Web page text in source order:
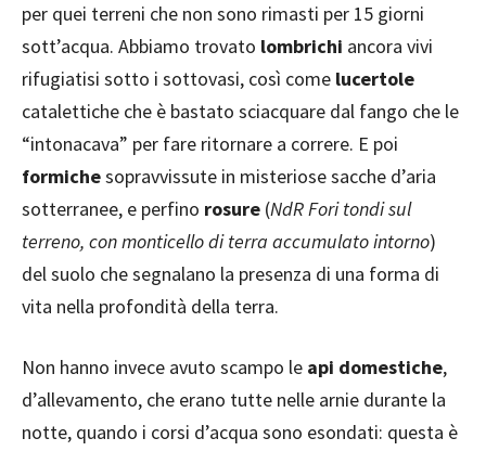
per quei terreni che non sono rimasti per 15 giorni
sott’acqua. Abbiamo trovato lombrichi ancora vivi
rifugiatisi sotto i sottovasi, così come lucertole
catalettiche che è bastato sciacquare dal fango che le
“intonacava” per fare ritornare a correre. E poi
formichesopravvissute in misteriose sacche d’aria
sotterranee, e perfino rosure (NdR Fori tondi sul
terreno, con monticello di terra accumulato intorno)
del suolo che segnalano la presenza di una forma di
vita nella profondità della terra.
Non hanno invece avuto scampo le api domestiche,
d’allevamento, che erano tutte nelle arnie durante la
notte, quando i corsi d’acqua sono esondati: questa è